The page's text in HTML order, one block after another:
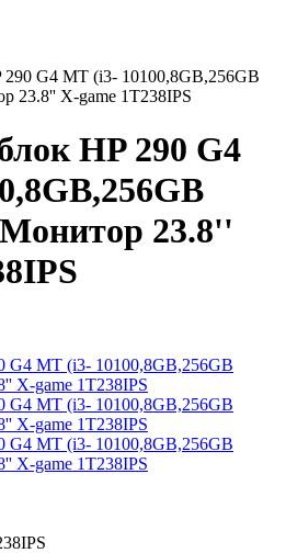
G4 MT (i3- 10100,8GB,256GB
23.8'' X-game 1T238IPS
HP 290 G4
23.8''